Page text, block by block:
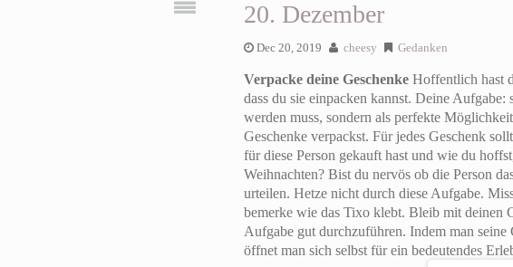
20. Dezember
Dec 20, 2019 cheesy Gedanken
Verpacke deine GeschenkeHoffentlich hast
dass du sie einpacken kannst. Deine
werden muss, sondern als perfekte
Geschenke verpackst. Für jedes Geschenk
für diese Person gekauft hast und wie du
Weihnachten? Bist du nervös ob die Person
urteilen. Hetze nicht durch diese Aufgabe.
bemerke wie das Tixo klebt. Bleib mit deinen
Aufgabe gut durchzuführen. Indem man
öffnet man sich selbst für ein bedeutendes